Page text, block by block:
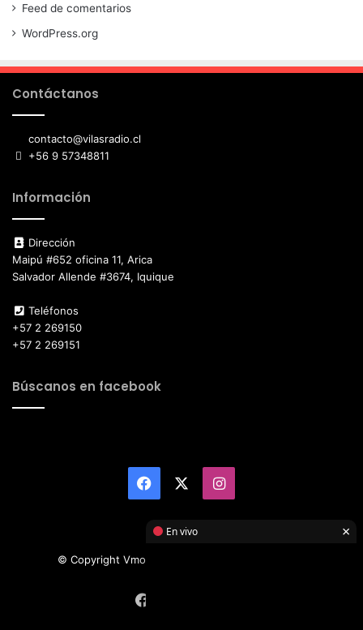
Feed de comentarios
WordPress.org
Contáctanos
contacto@vilasradio.cl
+56 9 57348811
Información
Dirección
Maipú #652 oficina 11, Arica
Salvador Allende #3674, Iquique
Teléfonos
+57 2 269150
+57 2 269151
Búscanos en facebook
Facebook Instagram
© Copyright Vmotor TI 2026, All Rights Reserved
En vivo ×